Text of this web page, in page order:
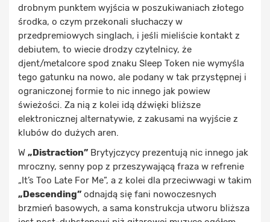
drobnym punktem wyjścia w poszukiwaniach złotego
środka, o czym przekonali słuchaczy w
przedpremiowych singlach, i jeśli mieliście kontakt z
debiutem, to wiecie drodzy czytelnicy, że
djent/metalcore spod znaku Sleep Token nie wymyśla
tego gatunku na nowo, ale podany w tak przystępnej i
ograniczonej formie to nic innego jak powiew
świeżości. Za nią z kolei idą dźwięki bliższe
elektronicznej alternatywie, z zakusami na wyjście z
klubów do dużych aren.
W „Distraction” Brytyjczycy prezentują nic innego jak
mroczny, senny pop z przeszywającą fraza w refrenie
„It’s Too Late For Me”, a z kolei dla przeciwwagi w takim
„Descending” odnajdą się fani nowoczesnych
brzmień basowych, a sama konstrukcja utworu bliższa